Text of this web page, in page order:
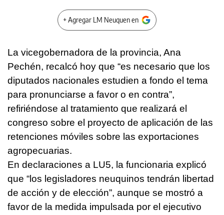
+ Agregar LM Neuquen en
La vicegobernadora de la provincia, Ana
Pechén, recalcó hoy que “es necesario que los
diputados nacionales estudien a fondo el tema
para pronunciarse a favor o en contra”,
refiriéndose al tratamiento que realizará el
congreso sobre el proyecto de aplicación de las
retenciones móviles sobre las exportaciones
agropecuarias.
En declaraciones a LU5, la funcionaria explicó
que “los legisladores neuquinos tendrán libertad
de acción y de elección”, aunque se mostró a
favor de la medida impulsada por el ejecutivo